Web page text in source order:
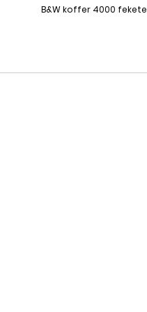
B&W koffer 4000